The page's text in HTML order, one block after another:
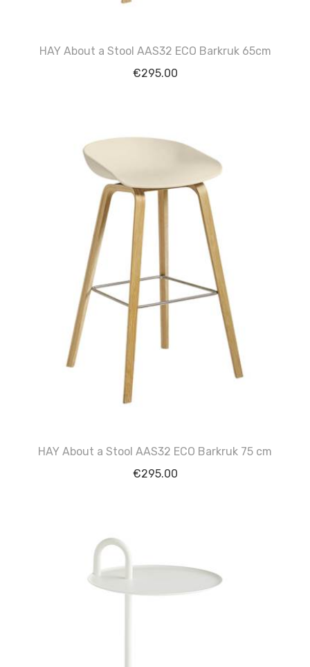
HAY About a Stool AAS32 ECO Barkruk 65cm
€295.00
HAY About a Stool AAS32 ECO Barkruk 75 cm
€295.00